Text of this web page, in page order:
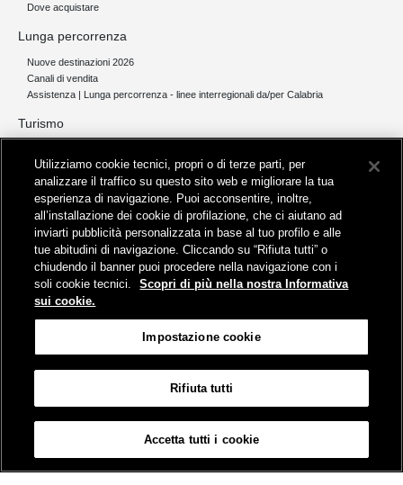
Dove acquistare
Lunga percorrenza
Nuove destinazioni 2026
Canali di vendita
Assistenza | Lunga percorrenza - linee interregionali da/per Calabria
Turismo
Servizi per aeroporti
Servizi di noleggio con conducente
Servizio di navigazione sul Lago Trasimeno
News e comunicati stampa
Comunicati stampa
Busitalia – Sita Nord
, Gruppo FS Italiane, è attiva nei servizi di
trasporto locale in Italia ed all'estero, che gestisce direttamente o
attraverso società controllate.
Viale Fratelli Rosselli, 80 - 50123 Firenze
© Gruppo FS Italiane 2019
Protezione dati personali
Partita Iva Busitalia - Sita Nord S.r.l. 06473721006
Utilizziamo cookie tecnici, propri o di terze parti, per
analizzare il traffico su questo sito web e migliorare la tua
esperienza di navigazione. Puoi acconsentire, inoltre,
all’installazione dei cookie di profilazione, che ci aiutano ad
inviarti pubblicità personalizzata in base al tuo profilo e alle
tue abitudini di navigazione. Cliccando su “Rifiuta tutti” o
chiudendo il banner puoi procedere nella navigazione con i
soli cookie tecnici.
Scopri di più nella nostra Informativa
sui cookie.
Impostazione cookie
Rifiuta tutti
Accetta tutti i cookie